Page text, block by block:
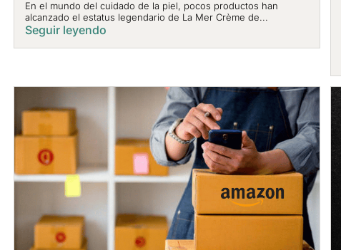
En el mundo del cuidado de la piel, pocos productos han
alcanzado el estatus legendario de La Mer Crème de...
Seguir leyendo